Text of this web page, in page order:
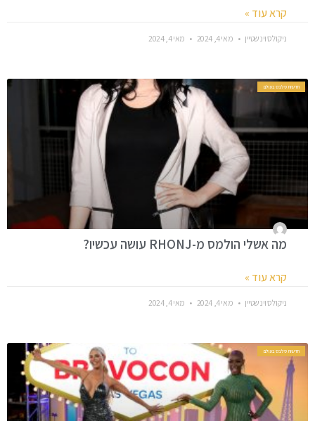
קרא עוד »
ניקולס וינשטיין מאי 4, 2024 מאי 4, 2024
חדשות סלבס בעולם
מה אשלי הולמס מ-RHONJ עושה עכשיו?
קרא עוד »
ניקולס וינשטיין מאי 4, 2024 מאי 4, 2024
חדשות סלבס בעולם